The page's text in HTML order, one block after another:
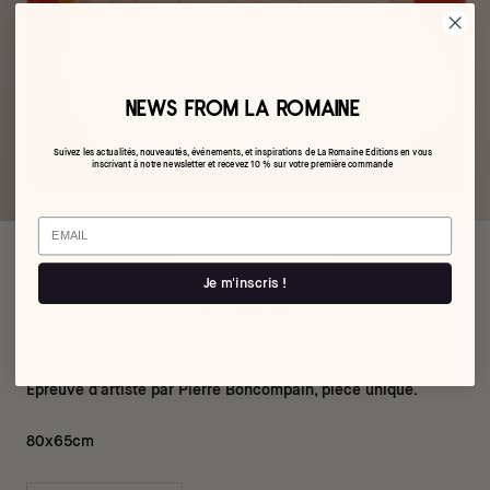
Les delphiniums
€1.000,00
Épreuve d'artiste par Pierre Boncompain, pièce unique.
80x65cm
NEWS FROM LA ROMAINE
Suivez les actualités, nouveautés, événements, et inspirations de La Romaine Editions en vous
inscrivant à notre newsletter et recevez 10 % sur votre première commande
Email
Je m'inscris !